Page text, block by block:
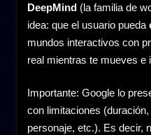
DeepMind (la familia de
idea: que el usuario pueda
mundos interactivos con
real mientras te mueves e
Importante: Google lo
con limitaciones
personaje, etc.). Es decir,